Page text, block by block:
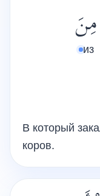
مِنَ
из
В который
коров.